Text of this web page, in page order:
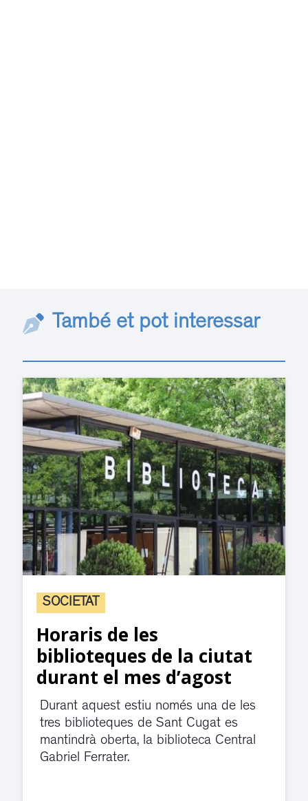
També et pot interessar
SOCIETAT
Horaris de les
biblioteques de la ciutat
durant el mes d’agost
Durant aquest estiu només una de les
tres biblioteques de Sant Cugat es
mantindrà oberta, la biblioteca Central
Gabriel Ferrater.